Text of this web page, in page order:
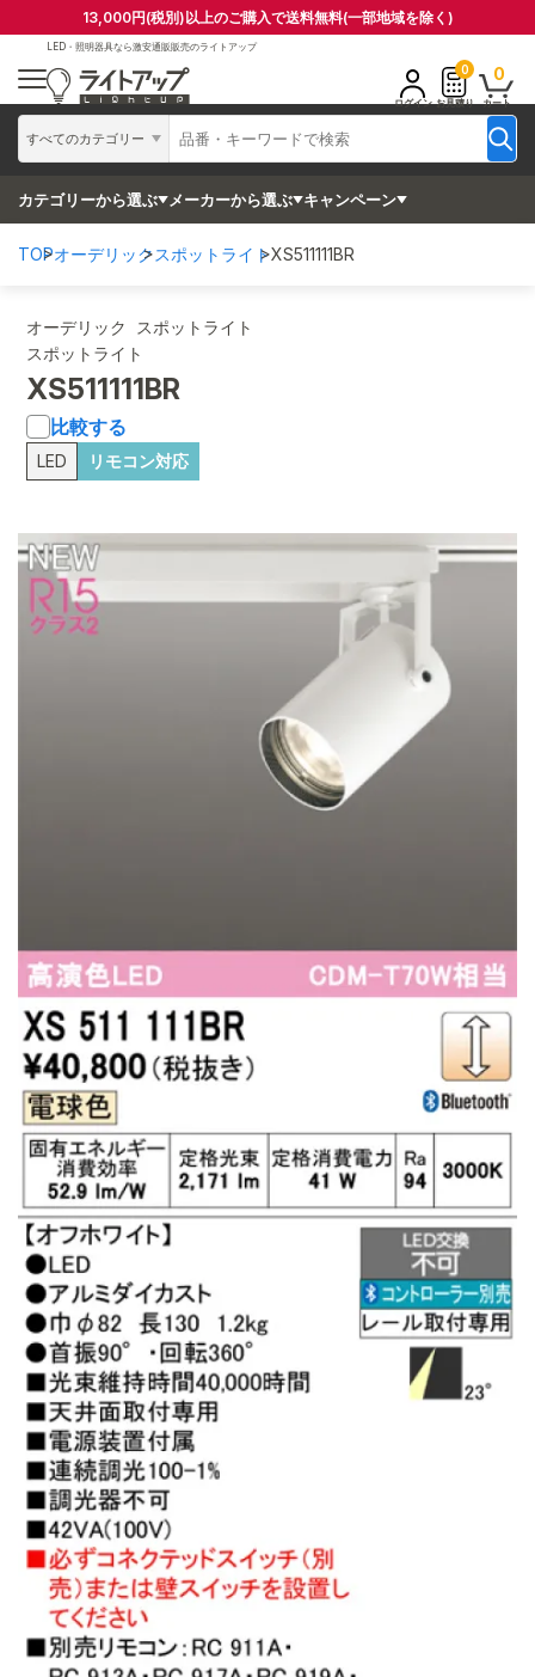
13,000円(税別)以上のご購入で送料無料(一部地域を除く)
LED・照明器具なら激安通販販売のライトアップ
すべてのカテゴリー
ログイン
0
お見積り
0
カート
カテゴリーから選ぶ メーカーから選ぶ キャンペーン
TOPオーデリックスポットライトXS511111BR
オーデリック スポットライト
スポットライト
XS511111BR
比較する
LED リモコン対応